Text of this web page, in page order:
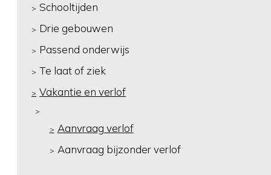
Schooltijden
Drie gebouwen
Passend onderwijs
Te laat of ziek
Vakantie en verlof
Aanvraag verlof
Aanvraag bijzonder verlof